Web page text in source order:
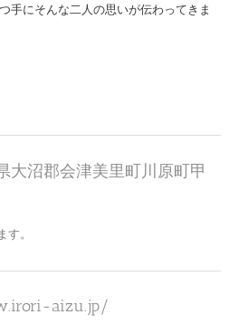
手にそんな二人の思いが伝わってきま
大沼郡会津美里町川原町甲
。
aizu.jp/